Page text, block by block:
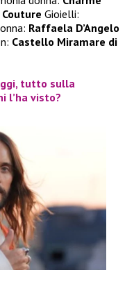
Couture Gioielli:
Raffaela D’Angelo
Castello Miramare di
tutto sulla
l’ha visto?